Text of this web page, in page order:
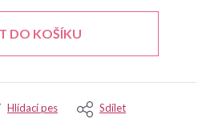
DO KOŠÍKU
Hlídací pes Sdílet